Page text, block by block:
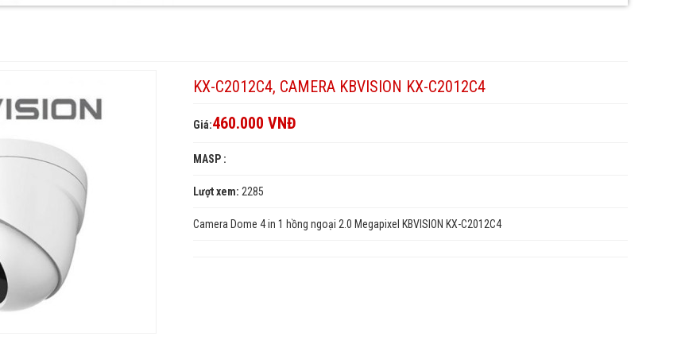
KX-C2012C4, CAMERA KBVISION KX-C2012C4
Giá:460.000 VNĐ
MASP :
Lượt xem: 2285
Camera Dome 4 in 1 hồng ngoại 2.0 Megapixel KBVISION KX-C2012C4